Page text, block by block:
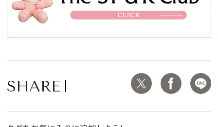
SHARE